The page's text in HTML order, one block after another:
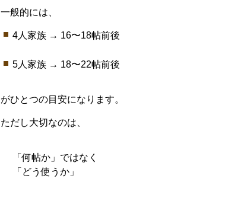
一般的には、
4人 家族 → 16〜18帖前後
5人 家族 → 18〜22帖前後
がひとつの目安になり ます。
ただし大切なのは、
「何帖か」 ではなく
「 どう使う か」